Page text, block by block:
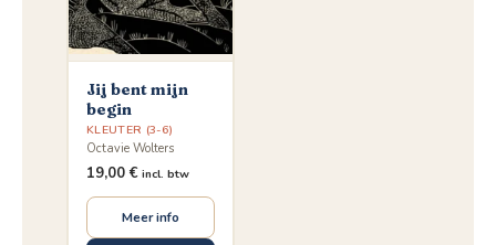
Jij bent mijn
begin
KLEUTER (3-6)
Octavie Wolters
19,00 € incl. btw
Meer info